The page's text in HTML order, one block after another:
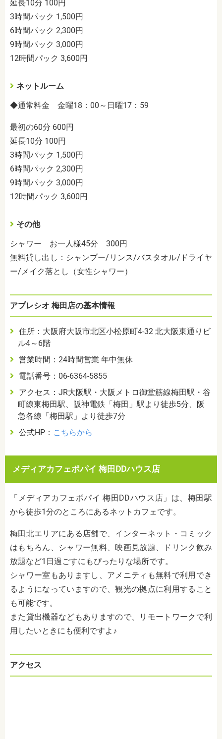
延長10分 100円
3時間パック 1,500円
6時間パック 2,300円
9時間パック 3,000円
12時間パック 3,600円
ネットルーム
◆通常料金 金曜18：00～日曜17：59
最初の60分 600円
延長10分 100円
3時間パック 1,500円
6時間パック 2,300円
9時間パック 3,000円
12時間パック 3,600円
その他
シャワー お一人様45分 300円
無料貸し出し：シャンプー/リンス/バスタオル/ドライヤ
ー/メイク落とし（女性シャワー）
アプレシオ 梅田店の基本情報
住所：大阪府大阪市北区小松原町4-32 北大阪東通りビ
ル4～6階
営業時間：24時間営業 年中無休
電話番号：06-6364-5855
アクセス：JR大阪駅・大阪メトロ御堂筋線梅田駅・谷
町線東梅田駅、阪神電鉄「梅田」駅より徒歩5分、阪
急各線「梅田駅」より徒歩7分
公式HP： こちらから
メディアカフェポパイ 梅田DDハウス店
「メディアカフェポパイ 梅田DDハウス店」は、梅田駅
から徒歩1分のところにあるネットカフェです。
梅田北エリアにある店舗で、インターネット・コミック
はもちろん、シャワー無料、映画見放題、ドリンク飲み
放題など1日過ごすにもぴったりな場所です。
シャワー室もありますし、アメニティも無料で利用でき
るようになっていますので、観光の拠点に利用すること
も可能です。
また貸出機器などもありますので、リモートワークで利
用したいときにも便利ですよ♪
アクセス